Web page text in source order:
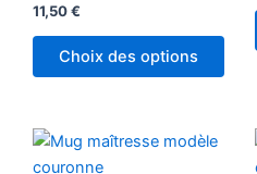
11,50€
Choix des options